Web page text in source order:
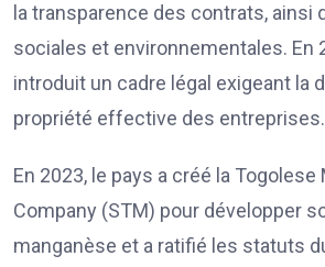
la transparence des contrats, ainsi
sociales et environnementales. En
introduit un cadre légal exigeant la
propriété effective des entreprises.
En 2023, le pays a créé la Togolese
Company (STM) pour développer
manganèse et a ratifié les statuts